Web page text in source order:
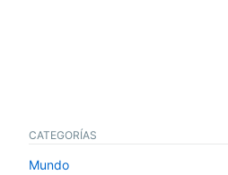
CATEGORÍAS
Mundo